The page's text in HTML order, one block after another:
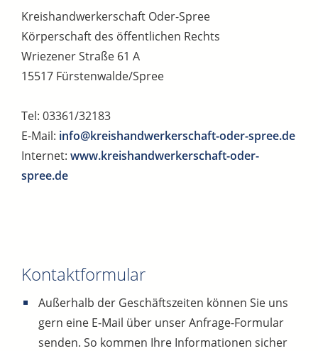
Kreishandwerkerschaft Oder-Spree
Körperschaft des öffentlichen Rechts
Wriezener Straße 61 A
15517 Fürstenwalde/Spree
Tel: 03361/32183
E-Mail: info@kreishandwerkerschaft-oder-spree.de
Internet: www.kreishandwerkerschaft-oder-
spree.de
Kontaktformular
Außerhalb der Geschäftszeiten können Sie uns
gern eine E-Mail über unser Anfrage-Formular
senden. So kommen Ihre Informationen sicher